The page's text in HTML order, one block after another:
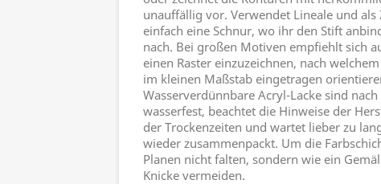
unauffällig vor. Verwendet Lineale und
einfach eine Schnur, wo ihr den Stift
nach. Bei großen Motiven empfiehlt sich
einen Raster einzuzeichnen, nach
im kleinen Maßstab eingetragen
Wasserverdünnbare Acryl-Lacke sind
wasserfest, beachtet die Hinweise der
der Trockenzeiten und wartet lieber zu
wieder zusammenpackt. Um die
Planen nicht falten, sondern wie ein
Knicke vermeiden.